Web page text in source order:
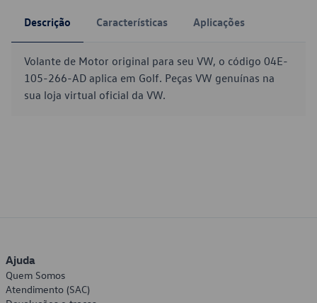
Descrição Características Aplicações
Volante de Motor original para seu VW, o código 04E-
105-266-AD aplica em Golf. Peças VW genuínas na
sua loja virtual oficial da VW.
Ajuda
Quem Somos
Atendimento (SAC)